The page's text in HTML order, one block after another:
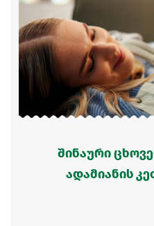
შინაური
ადამიანის